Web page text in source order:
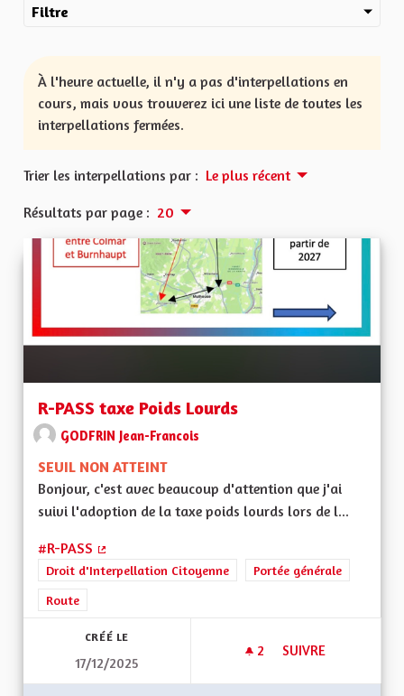
Filtre
À l'heure actuelle, il n'y a pas d'interpellations en
cours, mais vous trouverez ici une liste de toutes les
interpellations fermées.
Trier les interpellations par : Le plus récent
Résultats par page : 20
R-PASS taxe Poids Lourds
GODFRIN Jean-Francois
SEUIL NON ATTEINT
Bonjour, c'est avec beaucoup d'attention que j'ai
suivi l'adoption de la taxe poids lourds lors de l...
#R-PASS
(Lien externe)
Droit d'Interpellation Citoyenne
Portée générale
Route
CRÉÉ LE
17/12/2025
2 2 ABONNÉS
SUIVRE